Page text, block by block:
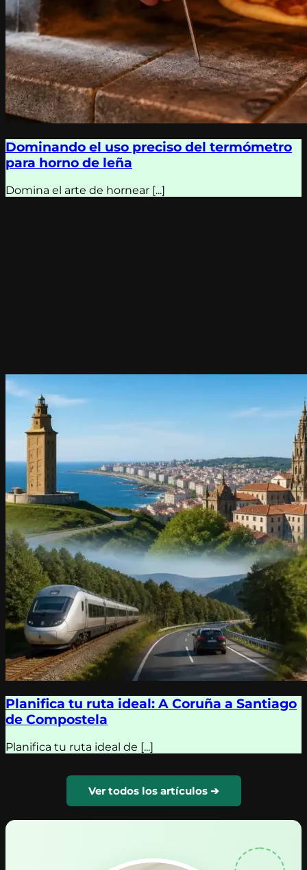
Dominando el uso preciso del termómetro
para horno de leña
Domina el arte de hornear [...]
Planifica tu ruta ideal: A Coruña a Santiago
de Compostela
Planifica tu ruta ideal de [...]
Ver todos los artículos ➔